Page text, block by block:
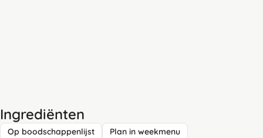
Ingrediënten
Op boodschappenlijst Plan in weekmenu